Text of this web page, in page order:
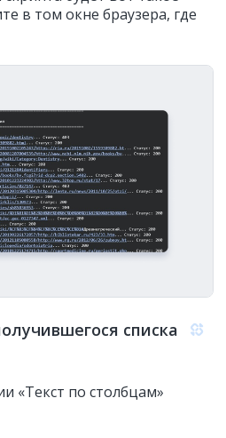
в том окне браузера, где
списка
«Текст по столбцам»